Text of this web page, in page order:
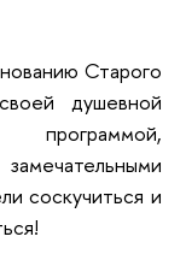
Старого
душевной
программой,
соскучиться и